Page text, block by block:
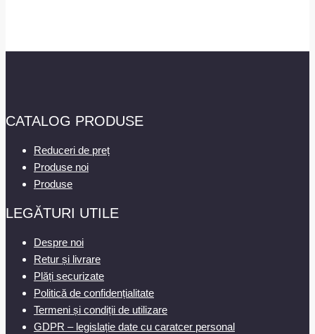
CATALOG PRODUSE
Reduceri de preț
Produse noi
Produse
LEGĂTURI UTILE
Despre noi
Retur și livrare
Plăți securizate
Politică de confidențialitate
Termeni și condiții de utilizare
GDPR – legislație date cu caratcer personal